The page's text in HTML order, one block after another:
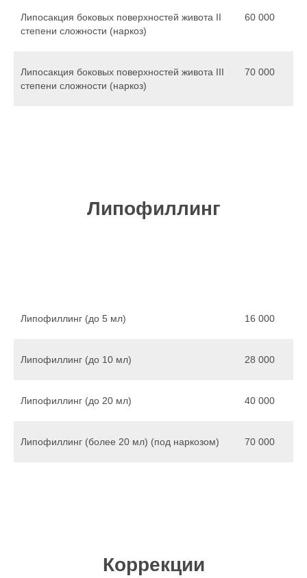
Липосакция боковых поверхностей живота II
степени сложности (наркоз)
60 000
Липосакция боковых поверхностей живота III
степени сложности (наркоз)
70 000
Липофиллинг
Липофиллинг (до 5 мл) 16 000
Липофиллинг (до 10 мл) 28 000
Липофиллинг (до 20 мл) 40 000
Липофиллинг (более 20 мл) (под наркозом) 70 000
Коррекции